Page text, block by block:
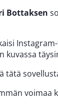
Bottaksen
kuvassa
tätä